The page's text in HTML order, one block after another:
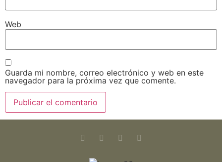
Web
Guarda mi nombre, correo electrónico y web en este
navegador para la próxima vez que comente.